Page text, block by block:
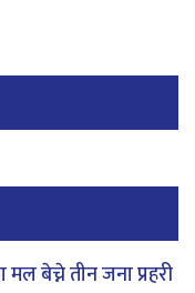
बेच्ने तीन जना प्रहरी